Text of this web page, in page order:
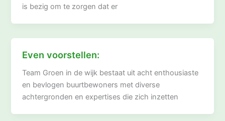
is bezig om te zorgen dat er
Even voorstellen:
Team Groen in de wijk bestaat uit acht enthousiaste
en bevlogen buurtbewoners met diverse
achtergronden en expertises die zich inzetten